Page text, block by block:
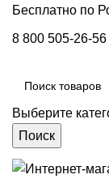
Бесплатно по
8 800 505-26-56
Выберите
Поиск